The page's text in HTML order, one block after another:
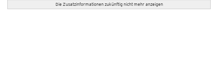
Die Zusatzinformationen zukünftig nicht mehr anzeigen